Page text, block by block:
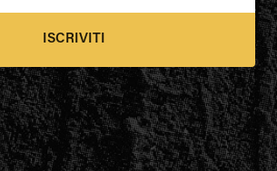
ISCRIVITI